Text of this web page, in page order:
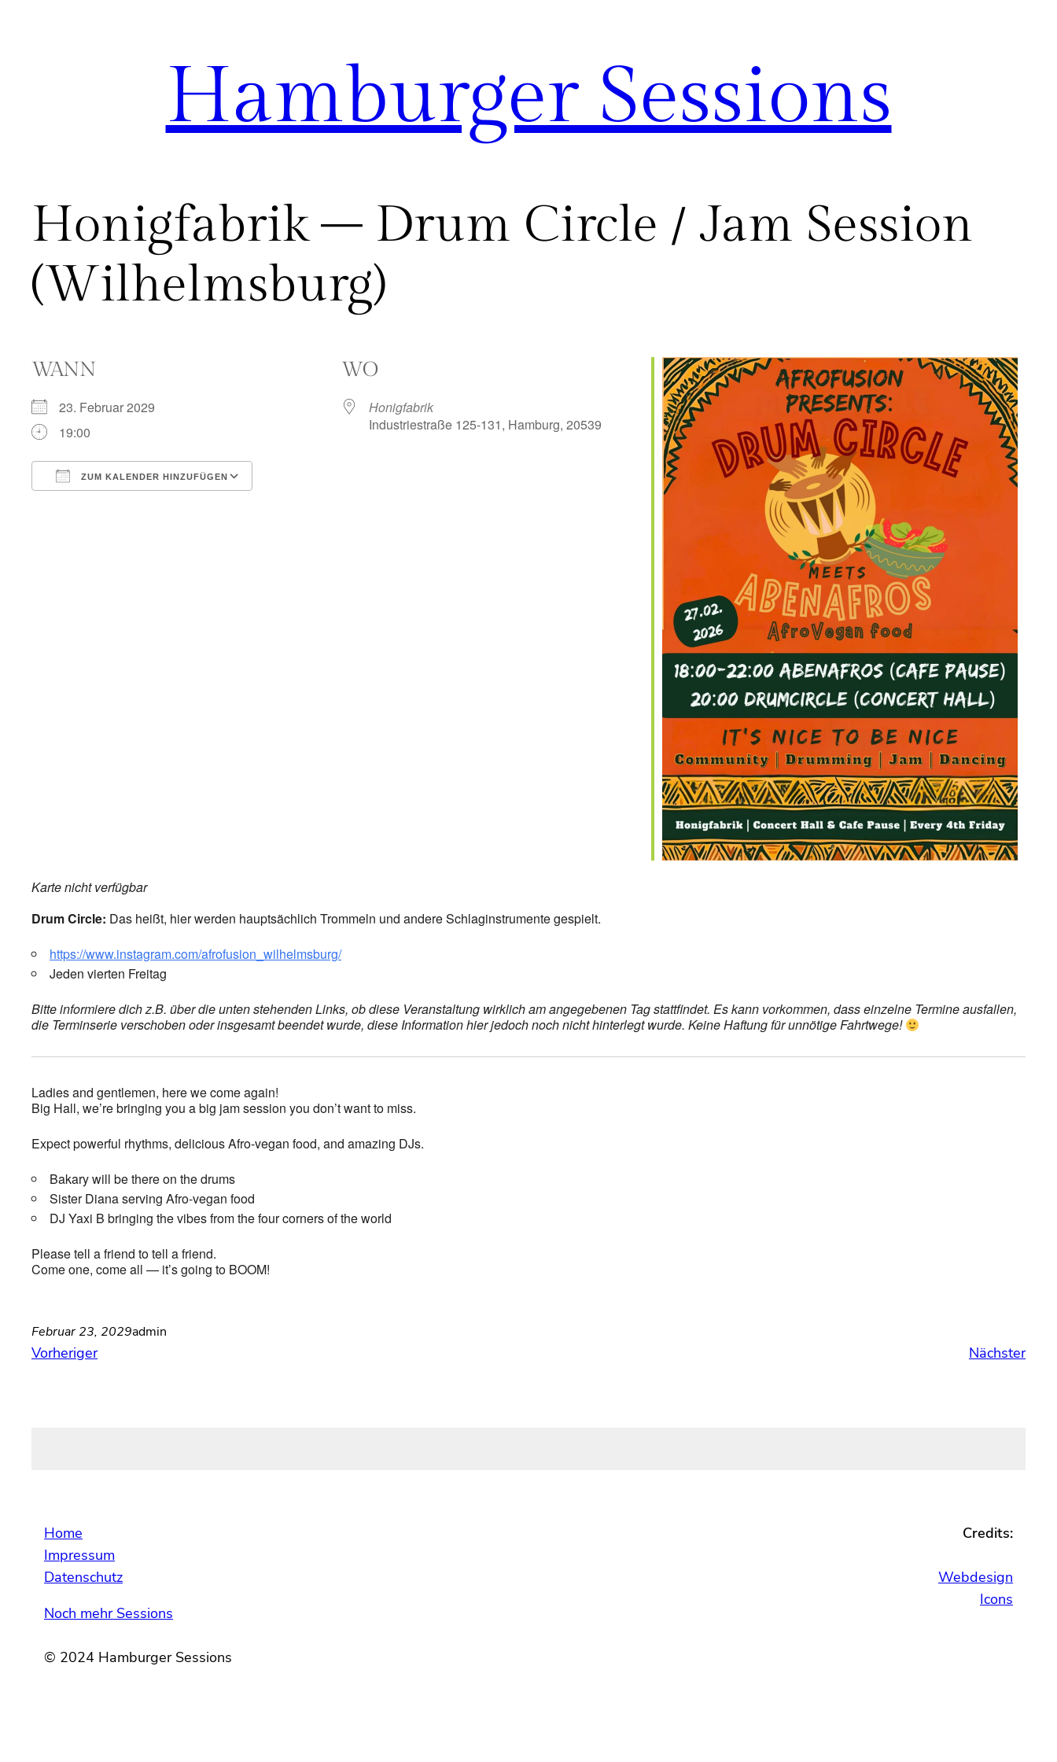
Hamburger Sessions
Honigfabrik – Drum Circle / Jam Session
(Wilhelmsburg)
WANN
23. Februar 2029
19:00
ZUM KALENDER HINZUFÜGEN
WO
Honigfabrik
Industriestraße 125-131, Hamburg, 20539
Karte nicht verfügbar
Drum Circle: Das heißt, hier werden hauptsächlich Trommeln und andere Schlaginstrumente gespielt.
https://www.instagram.com/afrofusion_wilhelmsburg/
Jeden vierten Freitag
Bitte informiere dich z.B. über die unten stehenden Links, ob diese Veranstaltung wirklich am angegebenen Tag stattfindet. Es kann vorkommen, dass einzelne Termine ausfallen,
die Terminserie verschoben oder insgesamt beendet wurde, diese Information hier jedoch noch nicht hinterlegt wurde. Keine Haftung für unnötige Fahrtwege!
Ladies and gentlemen, here we come again!
Big Hall, we’re bringing you a big jam session you don’t want to miss.
Expect powerful rhythms, delicious Afro-vegan food, and amazing DJs.
Bakary will be there on the drums
Sister Diana serving Afro-vegan food
DJ Yaxi B bringing the vibes from the four corners of the world
Please tell a friend to tell a friend.
Come one, come all — it’s going to BOOM!
Februar 23, 2029admin
Vorheriger Nächster
Home
Impressum
Datenschutz
Noch mehr Sessions
© 2024 Hamburger Sessions
Credits:
Webdesign
Icons